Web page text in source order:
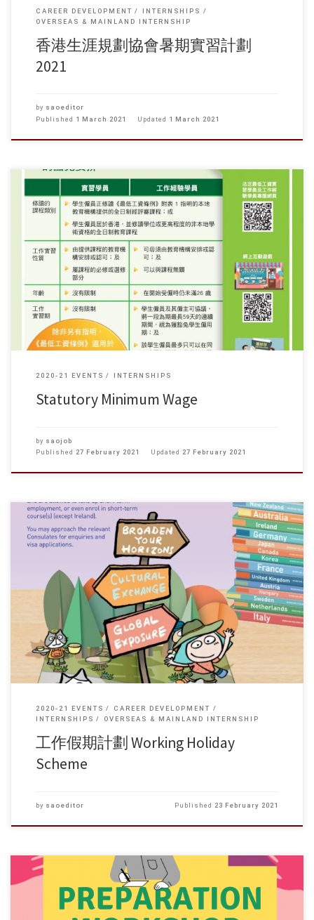
CAREER DEVELOPMENT
INTERNSHIPS
OVERSEAS & MAINLAND INTERNSHIP
香港生涯規劃協會暑期實習計劃
2021
by saoeditor
Published 1 March 2021 Updated 1 March 2021
2020-21 EVENTS INTERNSHIPS
Statutory Minimum Wage
by saojob
Published 27 February 2021 Updated 27 February 2021
為提供本港青年人親身在外地生活及工作經驗的機會和擴闊其視野，香
港特別行政區政府與 新西蘭、 澳洲、 愛爾蘭、 德國、 日本、 加拿
大、 韓國、 法國、 英國、 奧地利、 匈牙利 、 瑞典、 荷蘭 及 意大利 政府
分別簽訂工作假期計劃的雙邊安排協議。此計劃除了可增強本港與夥伴
經濟體系的文化交流，亦可提昇雙邊合作以及推動雙方的旅遊業與發
展。 在工作假期計劃下，參加者可在東道經濟體系逗留一段長時間。參
加者並可在逗留期間從事短期工作，及／或修讀短期課程（愛爾蘭除
外），從而了解當地的文化及社會發展。本計劃旨在讓青年人透過在外
地旅遊和工作，以獲取寶貴的人生經驗，從而加強其自信心、適應能力
以及人際溝通技巧。 本港青年人可以透過工作假期計劃前赴海外，同樣
地，夥伴經濟體系的青年人亦可透過工作假期計劃來港。 詳情:
https://www.whs.gov.hk/tc/index.php
2020-21 EVENTS
CAREER DEVELOPMENT
INTERNSHIPS
OVERSEAS & MAINLAND INTERNSHIP
工作假期計劃 Working Holiday
Scheme
by saoeditor Published 23 February 2021